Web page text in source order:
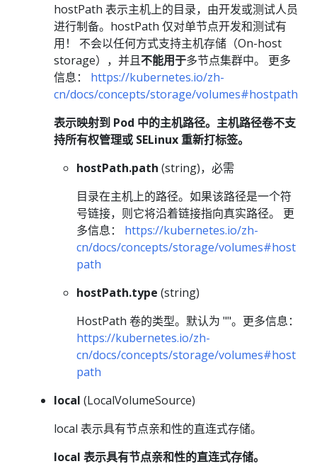
hostPath 表示主机上的目录，由开发或测试人员
进行制备。hostPath 仅对单节点开发和测试有
用！ 不会以任何方式支持主机存储（On-host
storage），并且不能用于多节点集群中。 更多
信息： https://kubernetes.io/zh-
cn/docs/concepts/storage/volumes#hostpath
表示映射到 Pod 中的主机路径。主机路径卷不支
持所有权管理或 SELinux 重新打标签。
hostPath.path (string)，必需
目录在主机上的路径。如果该路径是一个符
号链接，则它将沿着链接指向真实路径。 更
多信息： https://kubernetes.io/zh-
cn/docs/concepts/storage/volumes#host
path
hostPath.type (string)
HostPath 卷的类型。默认为 ""。更多信息：
https://kubernetes.io/zh-
cn/docs/concepts/storage/volumes#host
path
local (LocalVolumeSource)
local 表示具有节点亲和性的直连式存储。
local 表示具有节点亲和性的直连式存储。